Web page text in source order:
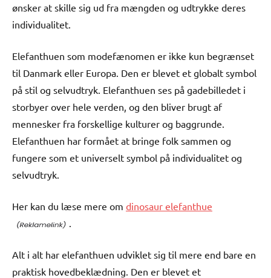
ønsker at skille sig ud fra mængden og udtrykke deres
individualitet.
Elefanthuen som modefænomen er ikke kun begrænset
til Danmark eller Europa. Den er blevet et globalt symbol
på stil og selvudtryk. Elefanthuen ses på gadebilledet i
storbyer over hele verden, og den bliver brugt af
mennesker fra forskellige kulturer og baggrunde.
Elefanthuen har formået at bringe folk sammen og
fungere som et universelt symbol på individualitet og
selvudtryk.
Her kan du læse mere om dinosaur elefanthue
Alt i alt har elefanthuen udviklet sig til mere end bare en
praktisk hovedbeklædning. Den er blevet et